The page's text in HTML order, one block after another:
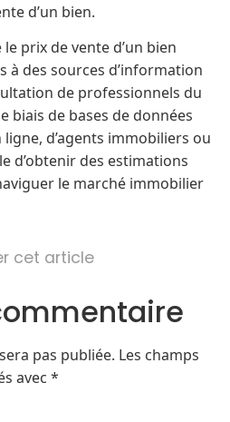
d’un bien.
prix de vente d’un bien
à des sources d’information
de professionnels du
biais de bases de données
d’agents immobiliers ou
d’obtenir des estimations
le marché immobilier
cet article
pas publiée. Les champs
avec *